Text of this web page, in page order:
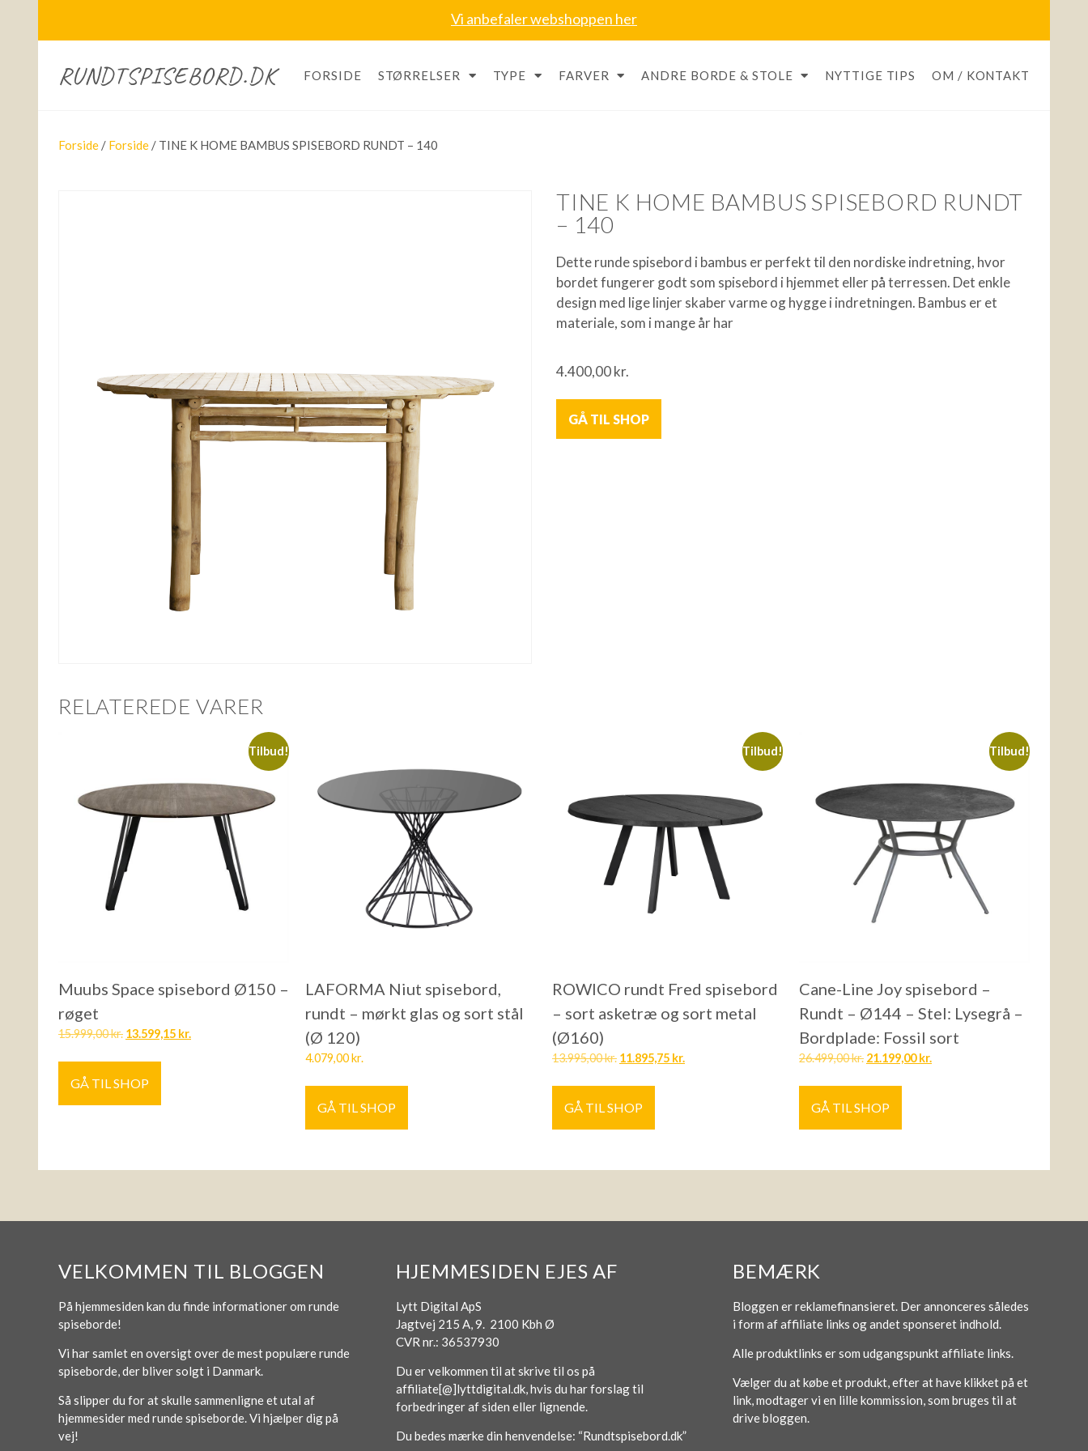
Vi anbefaler webshoppen her
RUNDTSPISEBORD.DK FORSIDE STØRRELSER TYPE FARVER ANDRE BORDE & STOLE NYTTIGE TIPS OM / KONTAKT
Forside / Forside / TINE K HOME BAMBUS SPISEBORD RUNDT – 140
TINE K HOME BAMBUS SPISEBORD RUNDT
– 140
Dette runde spisebord i bambus er perfekt til den nordiske indretning, hvor
bordet fungerer godt som spisebord i hjemmet eller på terressen. Det enkle
design med lige linjer skaber varme og hygge i indretningen. Bambus er et
materiale, som i mange år har
4.400,00kr.
GÅ TIL SHOP
RELATEREDE VARER
Tilbud!
Muubs Space spisebord Ø150 –
røget
15.999,00kr. 13.599,15 kr.
GÅ TIL SHOP
LAFORMA Niut spisebord,
rundt – mørkt glas og sort stål
(Ø 120)
4.079,00kr.
GÅ TIL SHOP
Tilbud!
ROWICO rundt Fred spisebord
– sort asketræ og sort metal
(Ø160)
13.995,00kr. 11.895,75 kr.
GÅ TIL SHOP
Tilbud!
Cane-Line Joy spisebord –
Rundt – Ø144 – Stel: Lysegrå –
Bordplade: Fossil sort
26.499,00kr. 21.199,00kr.
GÅ TIL SHOP
VELKOMMEN TIL BLOGGEN
På hjemmesiden kan du finde informationer om runde
spiseborde!
Vi har samlet en oversigt over de mest populære runde
spiseborde, der bliver solgt i Danmark.
Så slipper du for at skulle sammenligne et utal af
hjemmesider med runde spiseborde. Vi hjælper dig på
vej!
HJEMMESIDEN EJES AF
Lytt Digital ApS
Jagtvej 215 A, 9. 2100 Kbh Ø
CVR nr.: 36537930
Du er velkommen til at skrive til os på
affiliate[@]lyttdigital.dk, hvis du har forslag til
forbedringer af siden eller lignende.
Du bedes mærke din henvendelse: “Rundtspisebord.dk”
BEMÆRK
Bloggen er reklamefinansieret. Der annonceres således
i form af affiliate links og andet sponseret indhold.
Alle produktlinks er som udgangspunkt affiliate links.
Vælger du at købe et produkt, efter at have klikket på et
link, modtager vi en lille kommission, som bruges til at
drive bloggen.